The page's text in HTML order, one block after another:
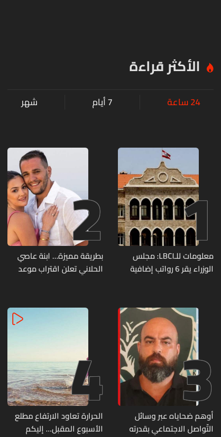
الأكثر قراءة
24 ساعة 7 أيام شهر
1
معلومات للـLBCI: مجلس
الوزراء يقر 6 رواتب إضافية
منذ آذار
2
بطريقة مميزة… ابنة عاصي
الحلاني تعلن اقتراب موعد
3
أوهم ضحاياه عبر وسائل
التّواصل الاجتماعي بقدرته
4
الحرارة تعاود الارتفاع مطلع
الأسبوع المقبل... إليكم